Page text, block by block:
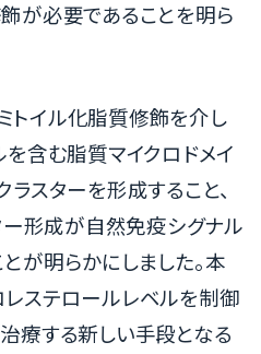
が必要であることを明ら
トイル化脂質修飾を介し
含む脂質マイクロドメイ
スターを形成すること、
形成が自然免疫シグナル
が明らかにしました。本
ステロールレベルを制御
療する新しい手段となる